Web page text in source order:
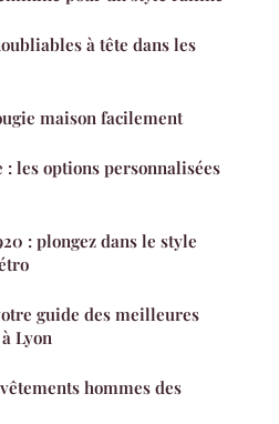
à tête dans les
maison facilement
les options personnalisées
: plongez dans le style
guide des meilleures
Lyon
hommes des